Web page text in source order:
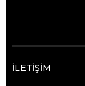
İLETİŞİM